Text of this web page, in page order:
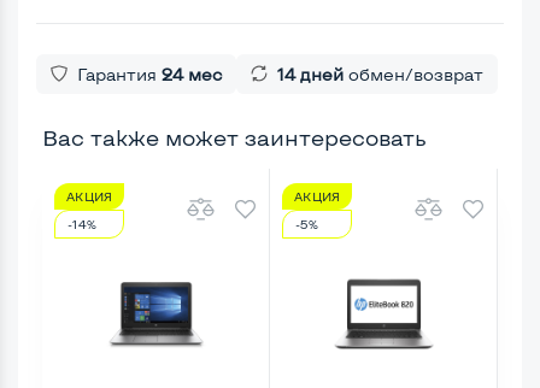
Гарантия 24 мес 14 дней обмен/возврат
Вас также может заинтересовать
АКЦИЯ
-14%
АКЦИЯ
-5%